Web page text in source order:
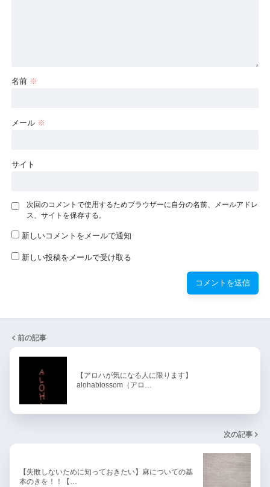
名前 ※
メール ※
サイト
次回のコメントで使用するためブラウザーに自分の名前、メールアドレ
ス、サイトを保存する。
新しいコメントをメールで通知
新しい投稿をメールで受け取る
前の記事
【アロハが気になる人に限ります】
alohablossom（アロ…
次の記事
【失敗しないために知っておきたい】麻についての基
本のきを！！【…